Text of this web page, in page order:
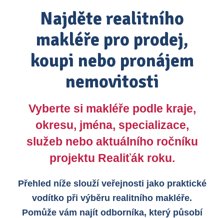
Najděte realitního
makléře pro prodej,
koupi nebo pronájem
nemovitosti
Vyberte si makléře podle kraje,
okresu, jména, specializace,
služeb nebo aktuálního ročníku
projektu Realiťák roku.
Přehled níže slouží veřejnosti jako praktické
vodítko při výběru realitního makléře.
Pomůže vám najít odborníka, který působí